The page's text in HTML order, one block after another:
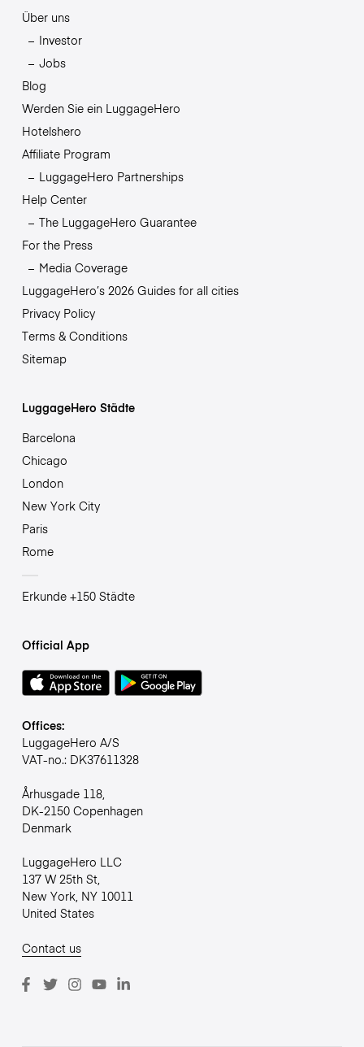
Über uns
Investor
Jobs
Blog
Werden Sie ein LuggageHero
Hotelshero
Affiliate Program
LuggageHero Partnerships
Help Center
The LuggageHero Guarantee
For the Press
Media Coverage
LuggageHero’s 2026 Guides for all cities
Privacy Policy
Terms & Conditions
Sitemap
LuggageHero Städte
Barcelona
Chicago
London
New York City
Paris
Rome
Erkunde +150 Städte
Official App
Offices:
LuggageHero A/S
VAT-no.: DK37611328
Århusgade 118,
DK-2150 Copenhagen
Denmark
LuggageHero LLC
137 W 25th St,
New York, NY 10011
United States
Contact us